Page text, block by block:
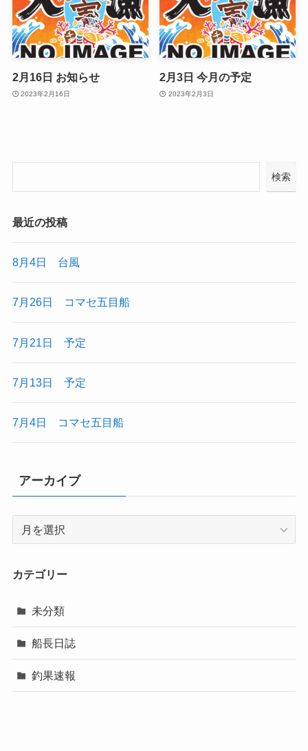
2月16日 お知らせ
2023年2月16日
2月3日 今月の予定
2023年2月3日
検索
最近の投稿
8月4日 台風
7月26日 コマセ五目船
7月21日 予定
7月13日 予定
7月4日 コマセ五目船
アーカイブ
イ
カテゴリー
未分類
船長日誌
釣果速報